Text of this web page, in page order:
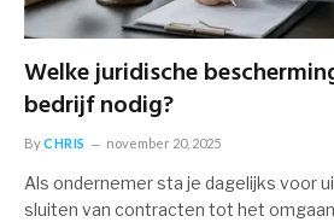
Welke juridische
bedrijf nodig?
ByCHRIS november 20, 2025
Als ondernemer sta je dagelijks voor
sluiten van contracten tot het